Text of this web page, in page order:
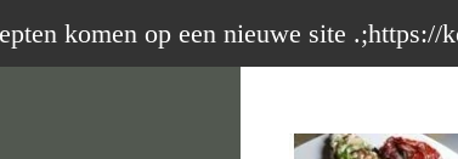
komen op een nieuwe site